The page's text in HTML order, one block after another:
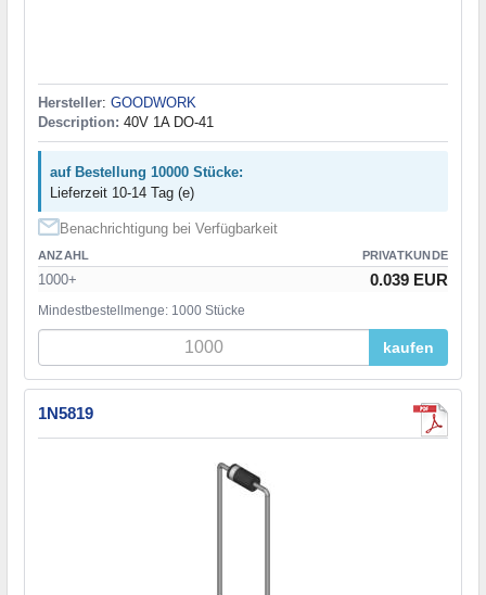
Hersteller: GOODWORK
Description: 40V 1A DO-41
auf Bestellung 10000 Stücke:
Lieferzeit 10-14 Tag (e)
Benachrichtigung bei Verfügbarkeit
ANZAHL PRIVATKUNDE
1000+ 0.039 EUR
Mindestbestellmenge: 1000 Stücke
kaufen
1N5819